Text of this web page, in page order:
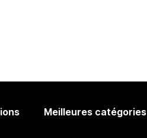
Meilleures catégories